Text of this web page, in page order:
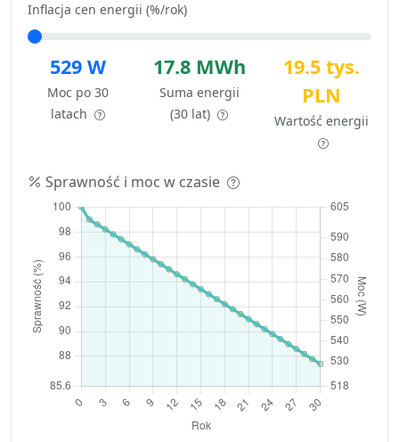
Inflacja cen energii (%/rok)
529 W
Moc po 30
latach
17.8 MWh
Suma energii
(30 lat)
19.5 tys.
PLN
Wartość energii
Sprawność i moc w czasie